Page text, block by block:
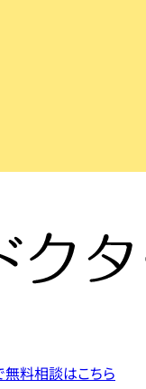
無料相談はこちら